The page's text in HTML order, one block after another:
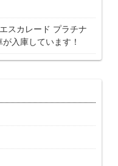
スカレード プラチナ
入庫しています！